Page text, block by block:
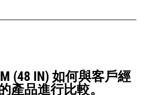
(48 IN) 如何與客戶經
產品進行比較。